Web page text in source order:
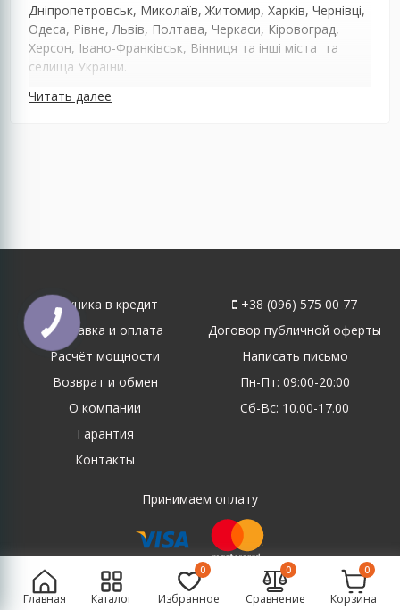
Главная Каталог
0
Избранное
0
Сравнение
0
Корзина
Дніпропетровськ, Миколаїв, Житомир, Харків, Чернівці,
Одеса, Рівне, Львів, Полтава, Черкаси, Кіровоград,
Херсон, Івано-Франківськ, Вінниця та інші міста та
селища України.
Читать далее
Техника в кредит
Доставка и оплата
Расчёт мощности
Возврат и обмен
О компании
Гарантия
Контакты
+38 (096) 575 00 77
Договор публичной оферты
Написать письмо
Пн-Пт: 09:00-20:00
Сб-Вс: 10.00-17.00
Принимаем оплату
Создание и продвижение сайта